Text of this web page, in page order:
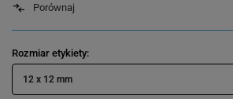
Porównaj
Rozmiar etykiety
12 x 12 mm